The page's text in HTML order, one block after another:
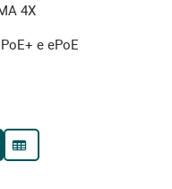
4X
e ePoE